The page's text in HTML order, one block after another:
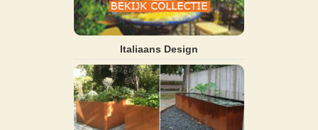
Italiaans Design